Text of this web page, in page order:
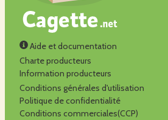
Aide et documentation
Charte producteurs
Information producteurs
Conditions générales d'utilisation
Politique de confidentialité
Conditions commerciales(CCP)